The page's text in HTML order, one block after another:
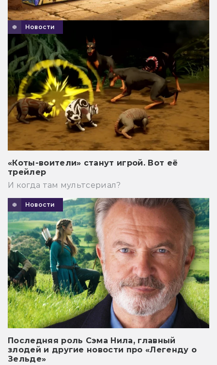
Новости
«Коты-воители» станут игрой. Вот её
трейлер
И когда там мультсериал?
Новости
Последняя роль Сэма Нила, главный
злодей и другие новости про «Легенду о
Зельде»